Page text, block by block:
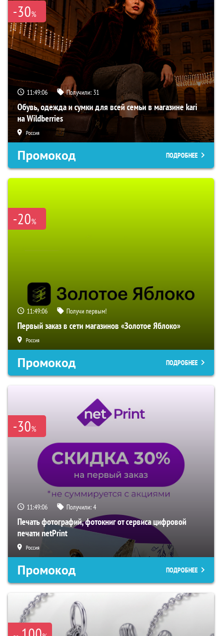
-30%
11:49:05 Получили: 31
Обувь, одежда и сумки для всей семьи в магазине kari
на Wildberries
Россия
Промокод ПОДРОБНЕЕ
-20%
11:49:05 Получи первым!
Первый заказ в сети магазинов «Золотое Яблоко»
Россия
Промокод ПОДРОБНЕЕ
-30%
11:49:05 Получили:4
Печать фотографий, фотокниг от сервиса цифровой
печати netPrint
Россия
Промокод ПОДРОБНЕЕ